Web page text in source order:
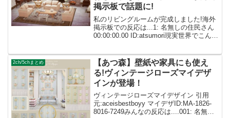
掲示板で話題に!
私のリビングルームが完成しました!海外
掲示板での反応は...1: 名無しの住民さん
00:00:00.00 ID:atsumori現実世界でこんな
2ch/5chまとめ
【あつ森】壁紙や家具にも使え
る!ヴィンテージローズマイデザ
インが登場！
ヴィンテージローズマイデザイン 引用
元:aceisbestboyy マイデザID:MA-1826-
8016-7249みんなの反応は....001: 名無し